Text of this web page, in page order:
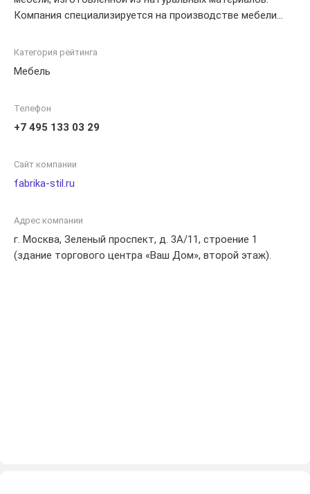
Компания специализируется на производстве мебели
гарантирует высокое качество своей продукции и
того, компания предоставляет услуги по
Категория рейтинга
Мебель
Телефон
+7 495 133 03 29
Сайт компании
fabrika-stil.ru
Адрес компании
г. Москва, Зеленый проспект, д. 3А/11, строение 1
(здание торгового центра «Ваш Дом», второй этаж).